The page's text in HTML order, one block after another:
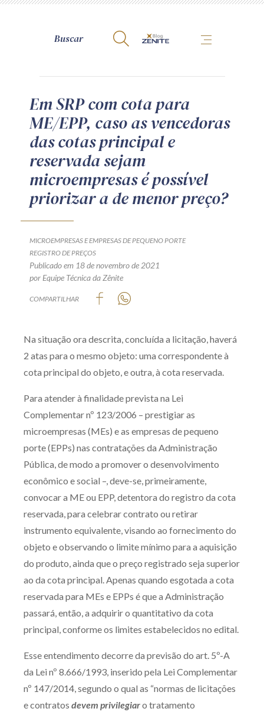
A Zênite
Como publicar conosco
Site da Zênite
Contato
Termos de uso
Política de Privacidade
Produtos e serviços
Orientação por Escrito
Mentoria Zênite
Capacitação
Zênite Online
Eventos presenciais
Diferenciais
Av. Sete de Setembro, 4698
Batel
Curitiba / CEP 80240-000
Telefone (41) 2109-8666
Em SRP com cota para
ME/EPP, caso as vencedoras
das cotas principal e
reservada sejam
microempresas é possível
priorizar a de menor preço?
MICROEMPRESAS E EMPRESAS DE PEQUENO PORTE
REGISTRO DE PREÇOS
Publicado em 18 de novembro de 2021
por Equipe Técnica da Zênite
COMPARTILHAR
Na situação ora descrita, concluída a licitação, haverá
2 atas para o mesmo objeto: uma correspondente à
cota principal do objeto, e outra, à cota reservada.
Para atender à finalidade prevista na Lei
Complementar nº 123/2006 – prestigiar as
microempresas (MEs) e as empresas de pequeno
porte (EPPs) nas contratações da Administração
Pública, de modo a promover o desenvolvimento
econômico e social –, deve-se, primeiramente,
convocar a ME ou EPP, detentora do registro da cota
reservada, para celebrar contrato ou retirar
instrumento equivalente, visando ao fornecimento do
objeto e observando o limite mínimo para a aquisição
do produto, ainda que o preço registrado seja superior
ao da cota principal. Apenas quando esgotada a cota
reservada para MEs e EPPs é que a Administração
passará, então, a adquirir o quantitativo da cota
principal, conforme os limites estabelecidos no edital.
Esse entendimento decorre da previsão do art. 5º-A
da Lei nº 8.666/1993, inserido pela Lei Complementar
nº 147/2014, segundo o qual as “normas de licitações
e contratos devem privilegiaro tratamento